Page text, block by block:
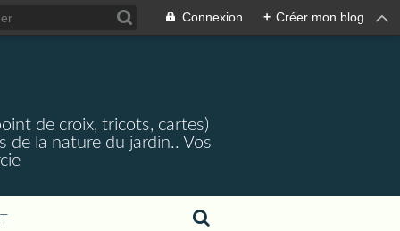
Connexion + Créer mon blog
de croix, tricots, cartes)
de la nature du jardin.. Vos